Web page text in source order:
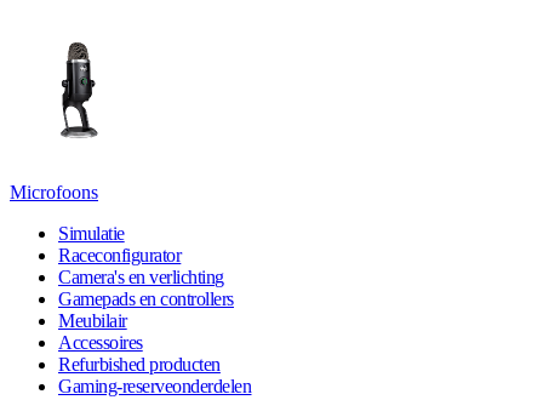
Microfoons
Simulatie
Raceconfigurator
Camera's en verlichting
Gamepads en controllers
Meubilair
Accessoires
Refurbished producten
Gaming-reserveonderdelen